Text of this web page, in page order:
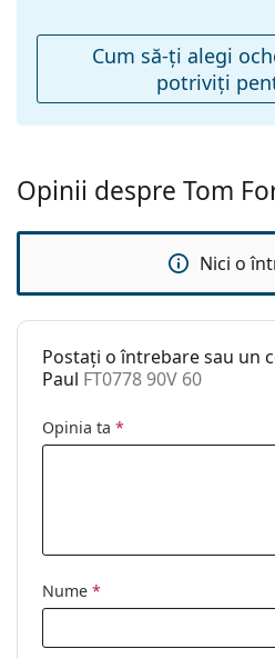
Accesorii
Da
Altele
Sex:
Ochelari de
Brand:
Tom Ford
Utilizare:
Modă
Cod:
FT0778 90V
Cum să-ţi alegi
potriviţi
Opinii despre Tom
Nici o
Postați o întrebare sau un
Paul FT0778 90V 60
Opinia ta *
Nume *